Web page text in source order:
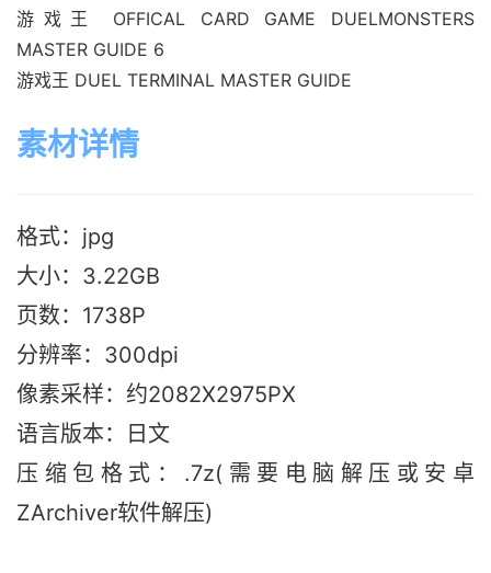
游戏王 OFFICAL CARD GAME DUELMONSTERS
MASTER GUIDE 6
游戏王 DUEL TERMINAL MASTER GUIDE
素材详情
格式：jpg
大小：3.22GB
页数：1738P
分辨率：300dpi
像素采样：约2082X2975PX
语言版本：日文
压缩包格式：.7z(需要电脑解压或安卓
ZArchiver软件解压)